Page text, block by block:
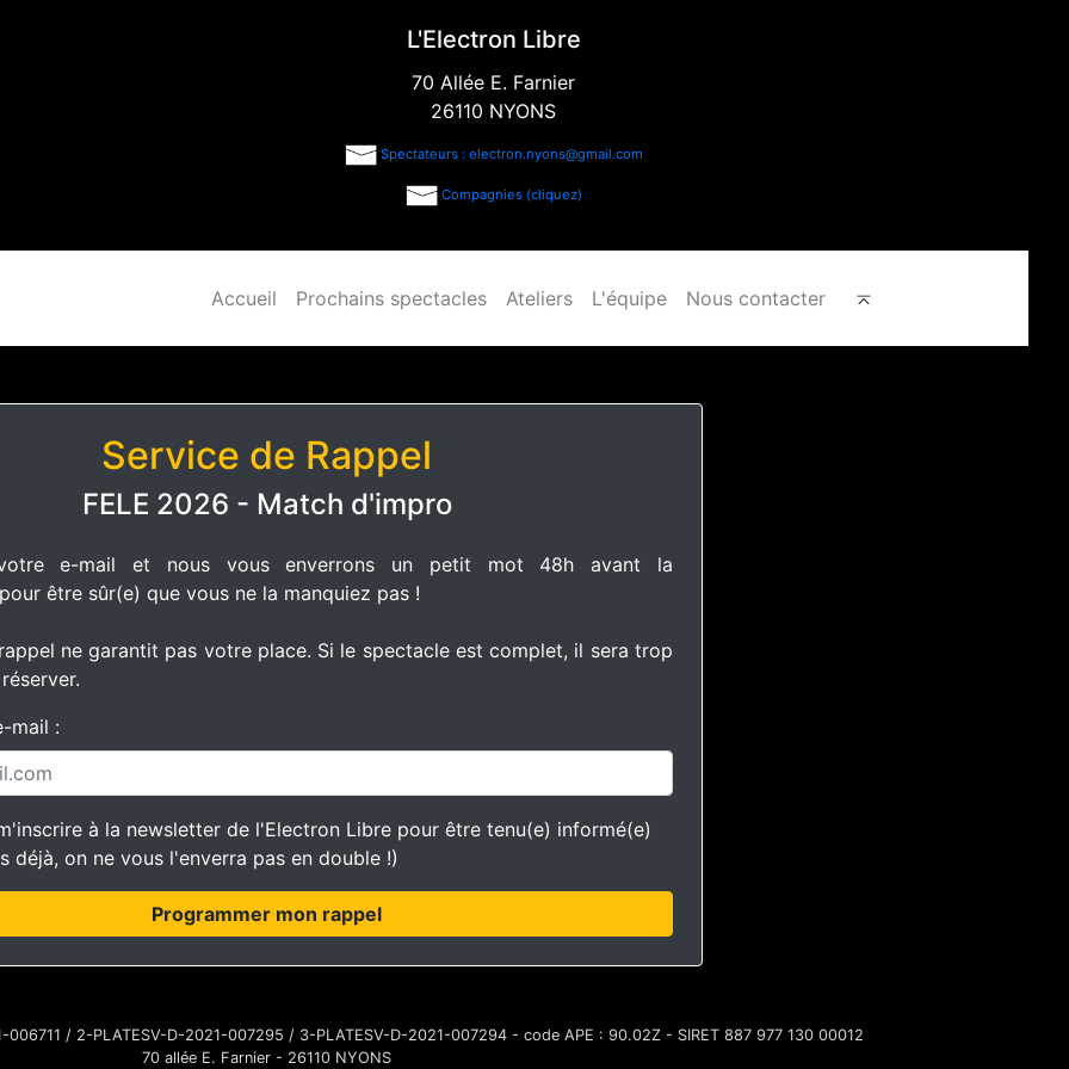
L'Electron Libre
70 Allée E. Farnier
26110 NYONS
Spectateurs : electron.nyons@gmail.com
Compagnies (cliquez)
Accueil Prochains spectacles Ateliers L'équipe Nous contacter
Service de Rappel
FELE 2026 - Match d'impro
votre e-mail et nous vous enverrons un petit mot 48h avant la
être sûr(e) que vous ne la manquiez pas !
ne garantit pas votre place. Si le spectacle est complet, il sera trop
mail :
à la newsletter de l'Electron Libre pour être tenu(e) informé(e)
déjà, on ne vous l'enverra pas en double !)
Programmer mon rappel
006711 / 2-PLATESV-D-2021-007295 / 3-PLATESV-D-2021-007294 - code APE : 90.02Z - SIRET 887 977 130 00012
70 allée E. Farnier - 26110 NYONS